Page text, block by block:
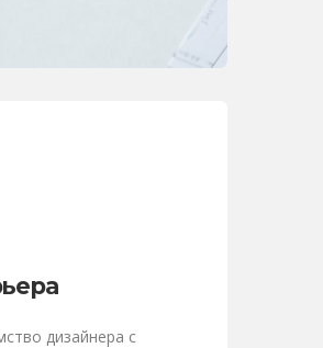
дизайнера с